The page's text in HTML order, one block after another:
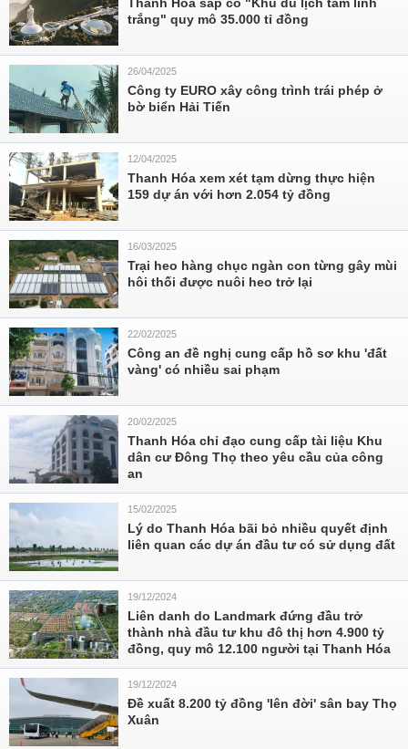
trắng" quy mô 35.000 tỉ đồng
26/04/2025
Công ty EURO xây công trình trái phép ở
bờ biển Hải Tiến
12/04/2025
Thanh Hóa xem xét tạm dừng thực hiện
159 dự án với hơn 2.054 tỷ đồng
16/03/2025
Trại heo hàng chục ngàn con từng gây mùi
hôi thối được nuôi heo trở lại
22/02/2025
Công an đề nghị cung cấp hồ sơ khu 'đất
vàng' có nhiều sai phạm
20/02/2025
Thanh Hóa chỉ đạo cung cấp tài liệu Khu
dân cư Đông Thọ theo yêu cầu của công
an
15/02/2025
Lý do Thanh Hóa bãi bỏ nhiều quyết định
liên quan các dự án đầu tư có sử dụng đất
19/12/2024
Liên danh do Landmark đứng đầu trở
thành nhà đầu tư khu đô thị hơn 4.900 tỷ
đồng, quy mô 12.100 người tại Thanh Hóa
19/12/2024
Đề xuất 8.200 tỷ đồng 'lên đời' sân bay Thọ
Xuân